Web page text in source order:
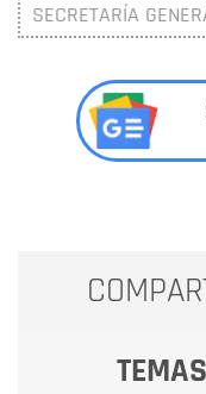
SECRETARÍA